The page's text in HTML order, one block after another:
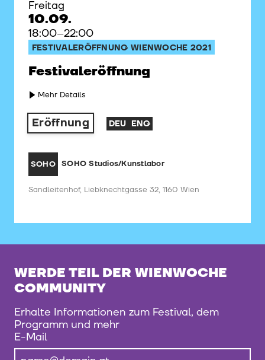
Freitag
10.09.
18:00–22:00
FESTIVALERÖFFNUNG WIENWOCHE 2021
Festivaleröffnung
Mehr Details
Eröffnung DEU ENG
SOHO SOHO Studios/Kunstlabor
Sandleitenhof, Liebknechtgasse 32, 1160 Wien
WERDE TEIL DER WIENWOCHE
COMMUNITY
Erhalte Informationen zum Festival, dem
Programm und mehr
E-Mail